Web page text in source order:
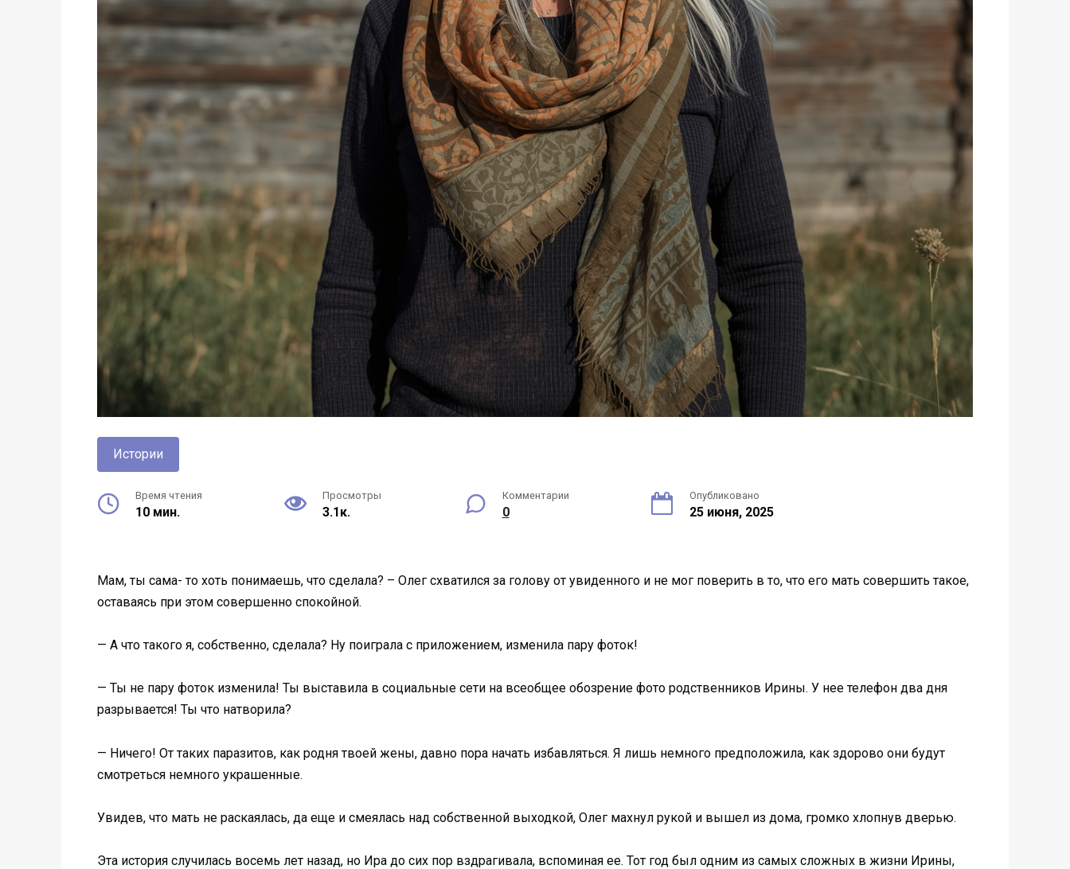
Истории
Время чтения
10 мин.
Просмотры
3.1к.
Комментарии
0
Опубликовано
25 июня, 2025
Мам, ты сама- то хоть понимаешь, что сделала? – Олег схватился за голову от увиденного и не мог поверить в то, что его мать совершить такое,
оставаясь при этом совершенно спокойной.
— А что такого я, собственно, сделала? Ну поиграла с приложением, изменила пару фоток!
— Ты не пару фоток изменила! Ты выставила в социальные сети на всеобщее обозрение фото родственников Ирины. У нее телефон два дня
разрывается! Ты что натворила?
— Ничего! От таких паразитов, как родня твоей жены, давно пора начать избавляться. Я лишь немного предположила, как здорово они будут
смотреться немного украшенные.
Увидев, что мать не раскаялась, да еще и смеялась над собственной выходкой, Олег махнул рукой и вышел из дома, громко хлопнув дверью.
Эта история случилась восемь лет назад, но Ира до сих пор вздрагивала, вспоминая ее. Тот год был одним из самых сложных в жизни Ирины,